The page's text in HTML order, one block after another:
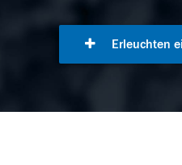
Erleuchten